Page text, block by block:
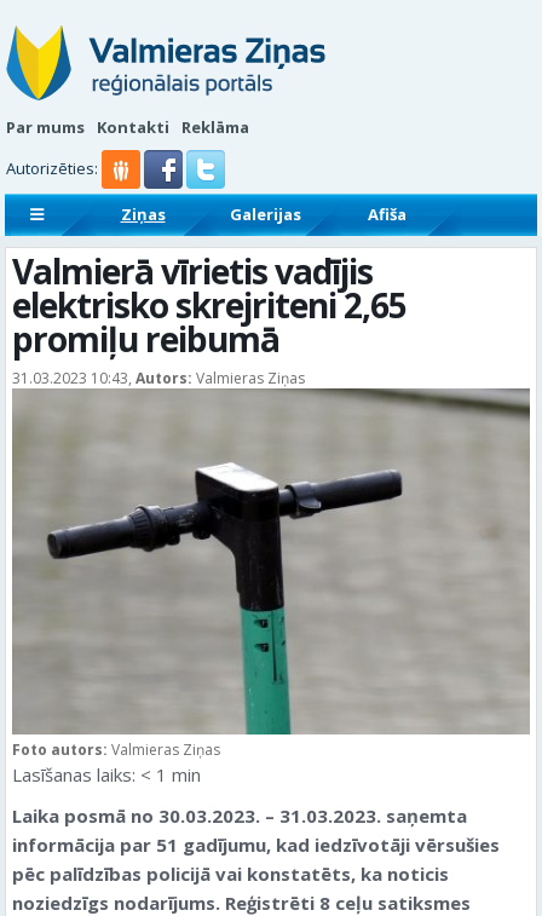
Par mums Kontakti
Reklāma
Autorizēties:
Ziņas Galerijas
Afiša
Sludinājumi
Reklāmraksti
Valmierā vīrietis vadījis
elektrisko skrejriteni 2,65
promiļu reibumā
31.03.2023 10:43, Autors: Valmieras Ziņas
Foto autors: Valmieras Ziņas
Lasīšanas laiks: < 1 min
Laika posmā no 30.03.2023. ­– 31.03.2023. saņemta
informācija par 51 gadījumu, kad iedzīvotāji vērsušies
pēc palīdzības policijā vai konstatēts, ka noticis
noziedzīgs nodarījums. Reģistrēti 8 ceļu satiksmes